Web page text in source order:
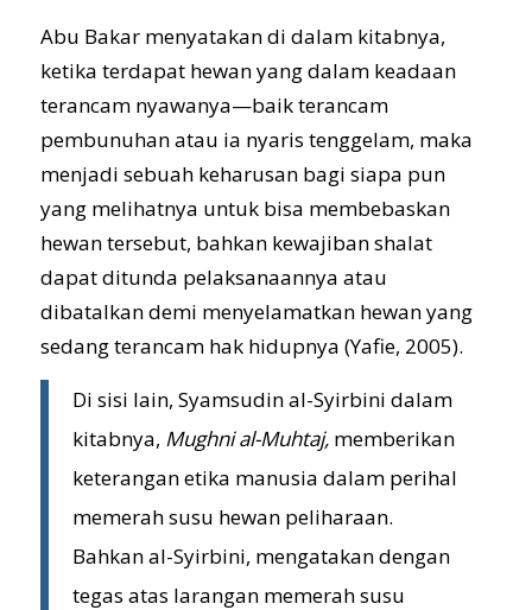
Abu Bakar menyatakan di dalam kitabnya,
ketika terdapat hewan yang dalam keadaan
terancam nyawanya—baik terancam
pembunuhan atau ia nyaris tenggelam, maka
menjadi sebuah keharusan bagi siapa pun
yang melihatnya untuk bisa membebaskan
hewan tersebut, bahkan kewajiban shalat
dapat ditunda pelaksanaannya atau
dibatalkan demi menyelamatkan hewan yang
sedang terancam hak hidupnya (Yafie, 2005).
Di sisi lain, Syamsudin al-Syirbini dalam
kitabnya, Mughni al-Muhtaj, memberikan
keterangan etika manusia dalam perihal
memerah susu hewan peliharaan.
Bahkan al-Syirbini, mengatakan dengan
tegas atas larangan memerah susu